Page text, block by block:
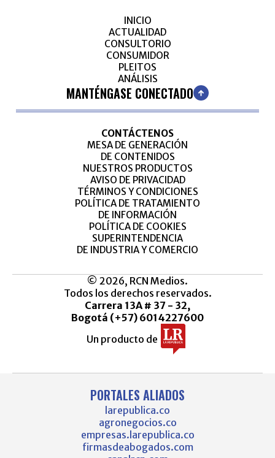
INICIO
ACTUALIDAD
CONSULTORIO
CONSUMIDOR
PLEITOS
ANÁLISIS
MANTÉNGASE CONECTADO
CONTÁCTENOS
MESA DE GENERACIÓN
DE CONTENIDOS
NUESTROS PRODUCTOS
AVISO DE PRIVACIDAD
TÉRMINOS Y CONDICIONES
POLÍTICA DE TRATAMIENTO
DE INFORMACIÓN
POLÍTICA DE COOKIES
SUPERINTENDENCIA
DE INDUSTRIA Y COMERCIO
© 2026, RCN Medios.
Todos los derechos reservados.
Carrera 13A # 37 - 32,
Bogotá (+57) 6014227600
Un producto de
PORTALES ALIADOS
larepublica.co
agronegocios.co
empresas.larepublica.co
firmasdeabogados.com